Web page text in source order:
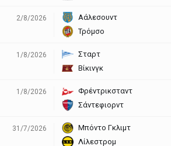
2/8/2026
Αάλεσουντ
Τρόμσο
1/8/2026
Σταρτ
Βίκινγκ
1/8/2026
Φρέντρικσταντ
Σάντεφιορντ
31/7/2026
Μπόντο Γκλιμτ
Λίλεστρομ